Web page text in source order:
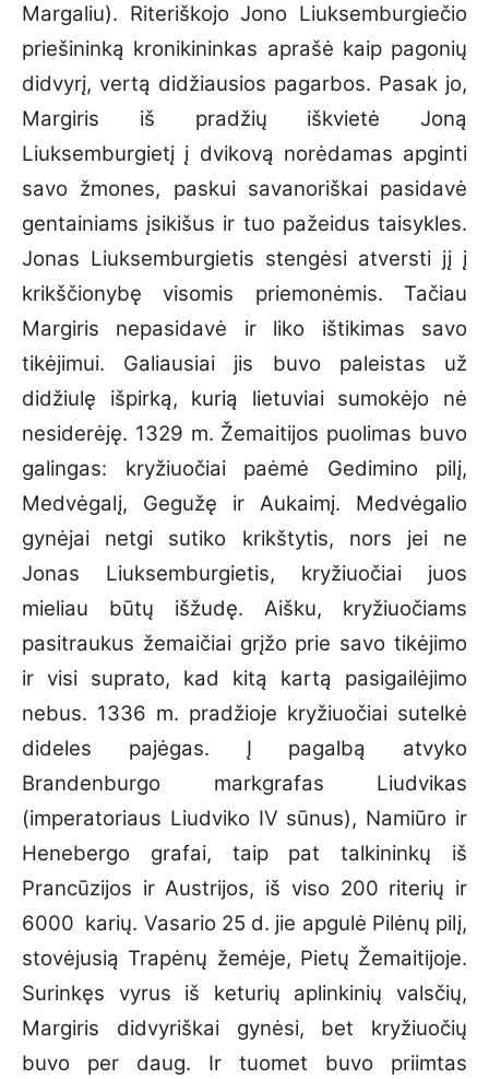
Margaliu). Riteriškojo Jono Liuksemburgiečio
priešininką kronikininkas aprašė kaip pagonių
didvyrį, vertą didžiausios pagarbos. Pasak jo,
Margiris iš pradžių iškvietė Joną
Liuksemburgietį į dvikovą norėdamas apginti
savo žmones, paskui savanoriškai pasidavė
gentainiams įsikišus ir tuo pažeidus taisykles.
Jonas Liuksemburgietis stengėsi atversti jį į
krikščionybę visomis priemonėmis. Tačiau
Margiris nepasidavė ir liko ištikimas savo
tikėjimui. Galiausiai jis buvo paleistas už
didžiulę išpirką, kurią lietuviai sumokėjo nė
nesiderėję. 1329 m. Žemaitijos puolimas buvo
galingas: kryžiuočiai paėmė Gedimino pilį,
Medvėgalį, Gegužę ir Aukaimį. Medvėgalio
gynėjai netgi sutiko krikštytis, nors jei ne
Jonas Liuksemburgietis, kryžiuočiai juos
mieliau būtų išžudę. Aišku, kryžiuočiams
pasitraukus žemaičiai grįžo prie savo tikėjimo
ir visi suprato, kad kitą kartą pasigailėjimo
nebus. 1336 m. pradžioje kryžiuočiai sutelkė
dideles pajėgas. Į pagalbą atvyko
Brandenburgo markgrafas Liudvikas
(imperatoriaus Liudviko IV sūnus), Namiūro ir
Henebergo grafai, taip pat talkininkų iš
Prancūzijos ir Austrijos, iš viso 200 riterių ir
6000 karių. Vasario 25 d. jie apgulė Pilėnų pilį,
stovėjusią Trapėnų žemėje, Pietų Žemaitijoje.
Surinkęs vyrus iš keturių aplinkinių valsčių,
Margiris didvyriškai gynėsi, bet kryžiuočių
buvo per daug. Ir tuomet buvo priimtas